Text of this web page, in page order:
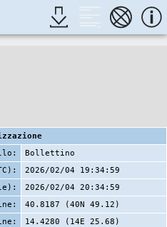
Bollettino
2026/02/04 19:34:59
2026/02/04 20:34:59
40.8187 (40N 49.12)
14.4280 (14E 25.68)